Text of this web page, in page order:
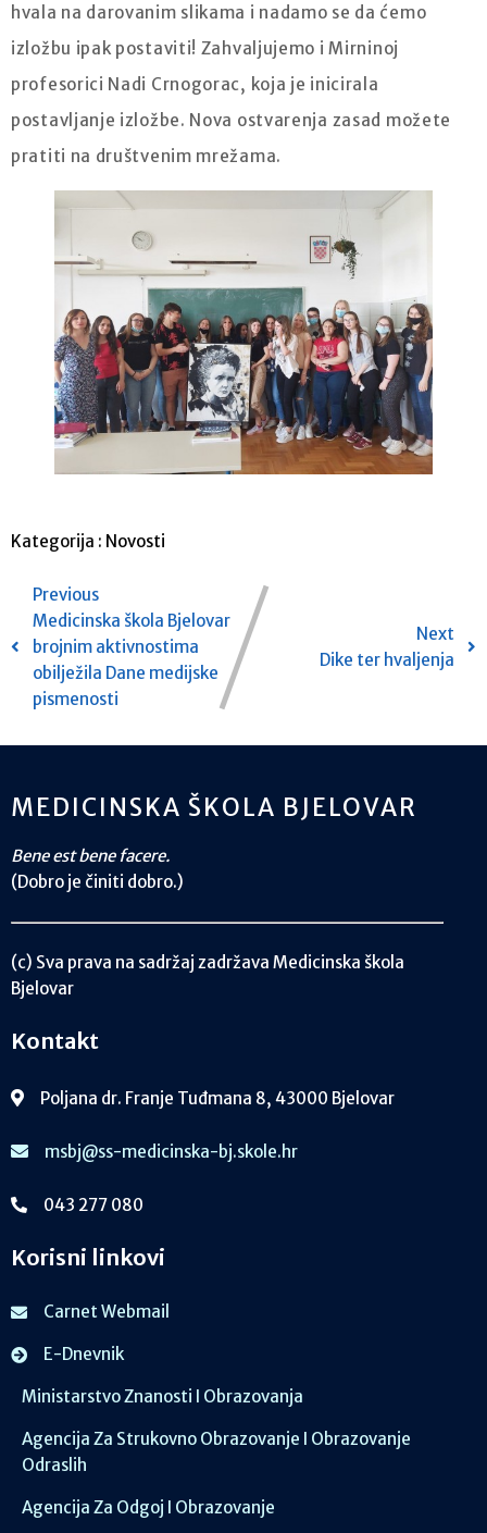
hvala na darovanim slikama i nadamo se da ćemo
izložbu ipak postaviti! Zahvaljujemo i Mirninoj
profesorici Nadi Crnogorac, koja je inicirala
postavljanje izložbe. Nova ostvarenja zasad možete
pratiti na društvenim mrežama.
Kategorija : Novosti
Previous
Medicinska škola Bjelovar
brojnim aktivnostima
obilježila Dane medijske
pismenosti
Next
Dike ter hvaljenja
MEDICINSKA ŠKOLA BJELOVAR
Bene est bene facere.
(Dobro je činiti dobro.)
(c) Sva prava na sadržaj zadržava Medicinska škola
Bjelovar
Kontakt
Poljana dr. Franje Tuđmana 8, 43000 Bjelovar
msbj@ss-medicinska-bj.skole.hr
043 277 080
Korisni linkovi
Carnet Webmail
E-Dnevnik
Ministarstvo Znanosti I Obrazovanja
Agencija Za Strukovno Obrazovanje I Obrazovanje
Odraslih
Agencija Za Odgoj I Obrazovanje